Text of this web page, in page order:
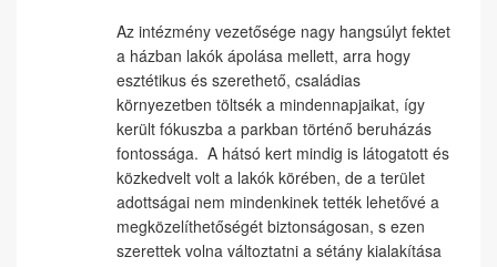
Az intézmény vezetősége nagy hangsúlyt fektet
a házban lakók ápolása mellett, arra hogy
esztétikus és szerethető, családias
környezetben töltsék a mindennapjaikat, így
került fókuszba a parkban történő beruházás
fontossága. A hátsó kert mindig is látogatott és
közkedvelt volt a lakók körében, de a terület
adottságai nem mindenkinek tették lehetővé a
megközelíthetőségét biztonságosan, s ezen
szerettek volna változtatni a sétány kialakítása